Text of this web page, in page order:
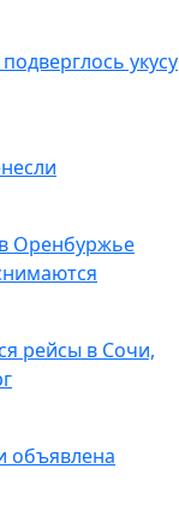
укусу
Оренбуржье
рейсы в Сочи,
объявлена